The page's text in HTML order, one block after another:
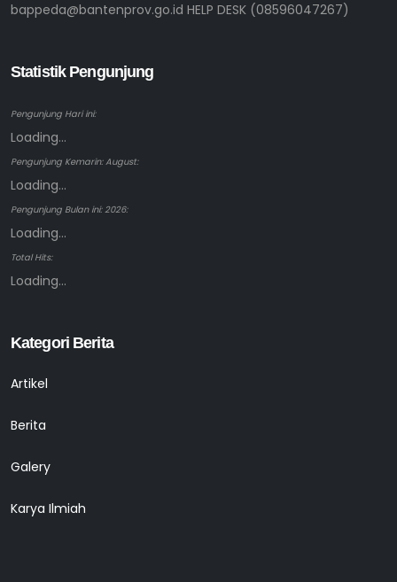
bappeda@bantenprov.go.id HELP DESK (08596047267)
Statistik Pengunjung
Pengunjung Hari ini:
Loading...
Pengunjung Kemarin: August:
Loading...
Pengunjung Bulan ini: 2026:
Loading...
Total Hits:
Loading...
Kategori Berita
Artikel
Berita
Galery
Karya Ilmiah